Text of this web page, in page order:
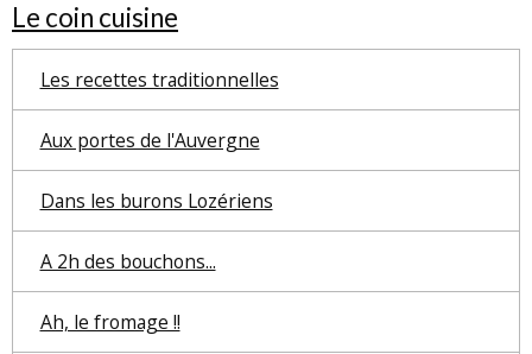
Le coin cuisine
Les recettes traditionnelles
Aux portes de l'Auvergne
Dans les burons Lozériens
A 2h des bouchons...
Ah, le fromage !!